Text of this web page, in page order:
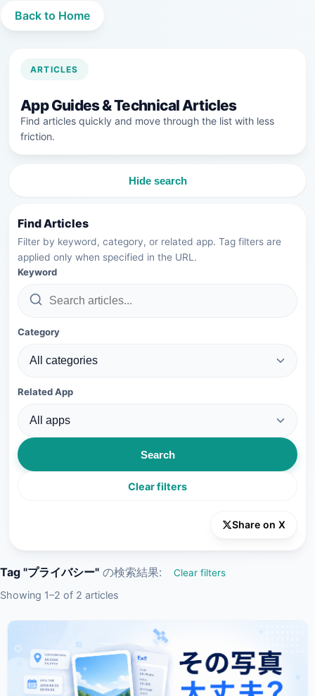
Back to Home
ARTICLES
App Guides & Technical Articles
Find articles quickly and move through the list with less
friction.
Hide search
Find Articles
Filter by keyword, category, or related app. Tag filters are
applied only when specified in the URL.
Keyword
Category
Related App
Search
Clear filters
Share on X
Tag "プライバシー" の検索結果: Clear filters
Showing 1–2 of 2 articles